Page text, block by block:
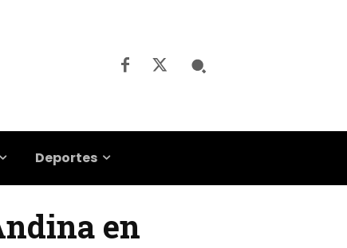
Deportes
en